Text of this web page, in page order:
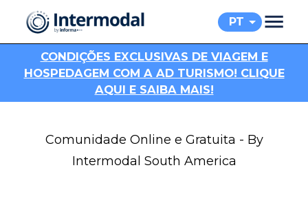
PT
CONDIÇÕES EXCLUSIVAS DE VIAGEM E
HOSPEDAGEM COM A AD TURISMO! CLIQUE
AQUI E SAIBA MAIS!
Comunidade Online e Gratuita - By
Intermodal South America